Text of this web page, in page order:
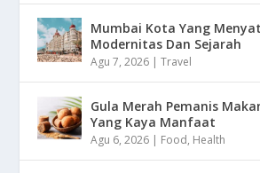
Mumbai Kota Yang
Modernitas Dan Sejarah
Agu 7, 2026 |Travel
Gula Merah Pemanis
Yang Kaya Manfaat
Agu 6, 2026 | Food, Health